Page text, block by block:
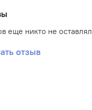
в пакете
бисера: круглый
еще никто не оставлял
отзыв